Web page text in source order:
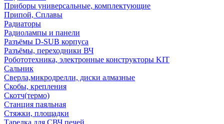
Приборы универсальные, комплектующие
Припой, Сплавы
Радиаторы
Радиолампы и панели
Разъёмы D-SUB корпуса
Разъёмы, переходники ВЧ
Робототехника, электронные конструкторы KIT
Сальник
Сверла,микродрелли, диски алмазные
Скобы, крепления
Скотч(термо)
Станция паяльная
Стяжки, площадки
Тарелка для СВЧ печей